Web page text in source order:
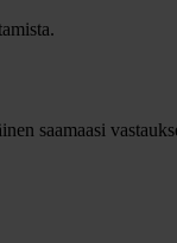
saamaasi